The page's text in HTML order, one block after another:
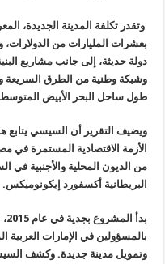
وتقدر تكلفة المدينة الجديدة،
بعشرات المليارات من
دولة حديثة، إلى جانب مشاريع
وشبكة وطنية من الطرق السريعة
طول ساحل البحر الأبيض المتوسط
ويضيف التقرير أن السيسي يتابع
الأزمة الاقتصادية المستمرة في
من الديون المحلية والأجنبية في
البريطانية أكسفورد إيكونوميكس.
بالمسؤولين في الإمارات
وتمويل مدينة جديدة. وكشف